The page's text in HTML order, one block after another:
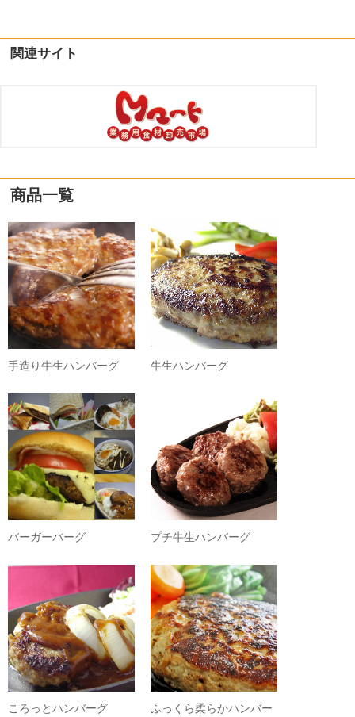
関連サイト
商品一覧
手造り牛生ハンバーグ 牛生ハンバーグ
バーガーバーグ プチ牛生ハンバーグ
ころっとハンバーグ
ふっくら柔らかハンバー